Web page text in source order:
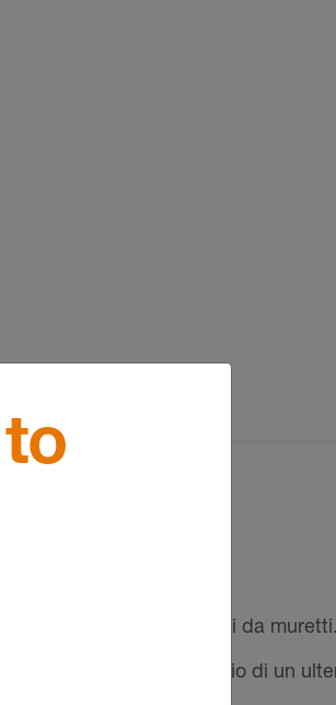
e terrazzi delimitati da muretti.
e permette l’incollaggio di un